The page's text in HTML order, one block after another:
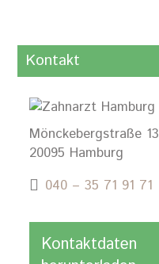
Kontakt
Mönckebergstraße 13
20095 Hamburg
040 – 35 71 91 71
Kontaktdaten